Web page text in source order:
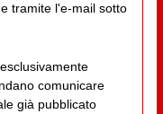
tramite l'e-mail sotto
comunicare
già pubblicato